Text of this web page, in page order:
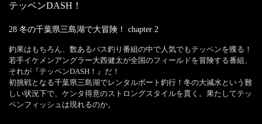
テッペンDASH！
28 冬の千葉県三島湖で大冒険！ chapter 2
釣果はもちろん、数あるバス釣り番組の中で人気でもテッペンを獲る！
若手イケメンアングラー大西健太が全国のフィールドを冒険する番組、
それが『テッペンDASH！』だ！
初挑戦となる千葉県三島湖でレンタルボート釣行！冬の大減水という難
しい状況下で、ケンタ得意のストロングスタイルを貫く。果たしてテッ
ペンフィッシュは現れるのか。